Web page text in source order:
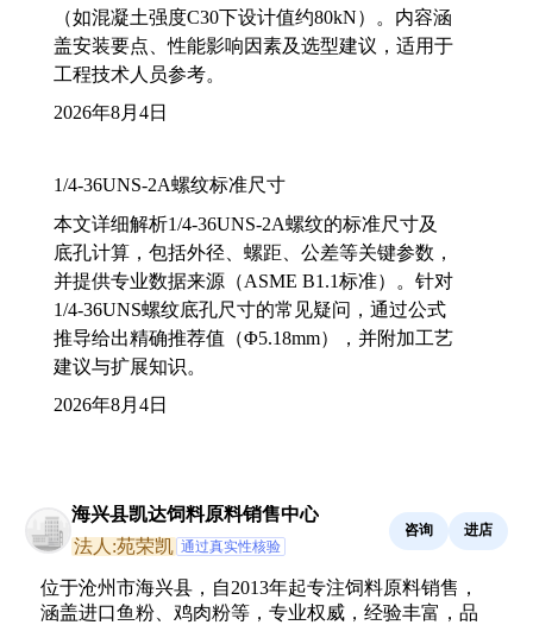
（如混凝土强度C30下设计值约80kN）。内容涵
盖安装要点、性能影响因素及选型建议，适用于
工程技术人员参考。
2026年8月4日
1/4-36UNS-2A螺纹标准尺寸
本文详细解析1/4-36UNS-2A螺纹的标准尺寸及
底孔计算，包括外径、螺距、公差等关键参数，
并提供专业数据来源（ASME B1.1标准）。针对
1/4-36UNS螺纹底孔尺寸的常见疑问，通过公式
推导给出精确推荐值（Φ5.18mm），并附加工艺
建议与扩展知识。
2026年8月4日
海兴县凯达饲料原料销售中心
法人:苑荣凯 通过真实性核验
咨询 进店
位于沧州市海兴县，自2013年起专注饲料原料销售，
涵盖进口鱼粉、鸡肉粉等，专业权威，经验丰富，品